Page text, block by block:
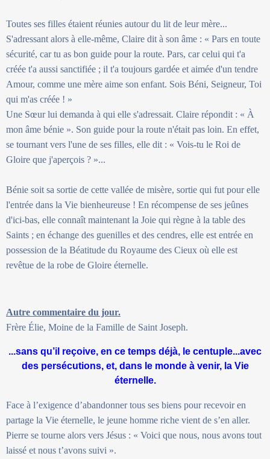
Toutes ses filles étaient réunies autour du lit de leur mère...
S'adressant alors à elle-même, Claire dit à son âme : « Pars en toute
sécurité, car tu as bon guide pour la route. Pars, car celui qui t'a
créée t'a aussi sanctifiée ; il t'a toujours gardée et aimée d'un tendre
Amour, comme une mère aime son enfant. Sois Béni, Seigneur, Toi
qui m'as créée ! »
Une Sœur lui demanda à qui elle s'adressait. Claire répondit : « À
mon âme bénie ». Son guide pour la route n'était pas loin. En effet,
se tournant vers l'une de ses filles, elle dit : « Vois-tu le Roi de
Gloire que j'aperçois ? »...
Bénie soit sa sortie de cette vallée de misère, sortie qui fut pour elle
l'entrée dans la Vie bienheureuse ! En récompense de ses jeûnes
d'ici-bas, elle connaît maintenant la Joie qui règne à la table des
Saints ; en échange des guenilles et des cendres, elle est entrée en
possession de la Béatitude du Royaume des Cieux où elle est
revêtue de la robe de Gloire éternelle.
Autre commentaire du jour.
Frère Élie, Moine de la Famille de Saint Joseph.
...sans qu’il reçoive, en ce temps déjà, le centuple...avec
des persécutions, et, dans le monde à venir, la Vie
éternelle.
Face à l’exigence d’abandonner tous ses biens pour recevoir en
partage la Vie éternelle, le jeune homme riche vient de s’en aller.
Pierre se tourne alors vers Jésus : « Voici que nous, nous avons tout
laissé et nous t’avons suivi ».